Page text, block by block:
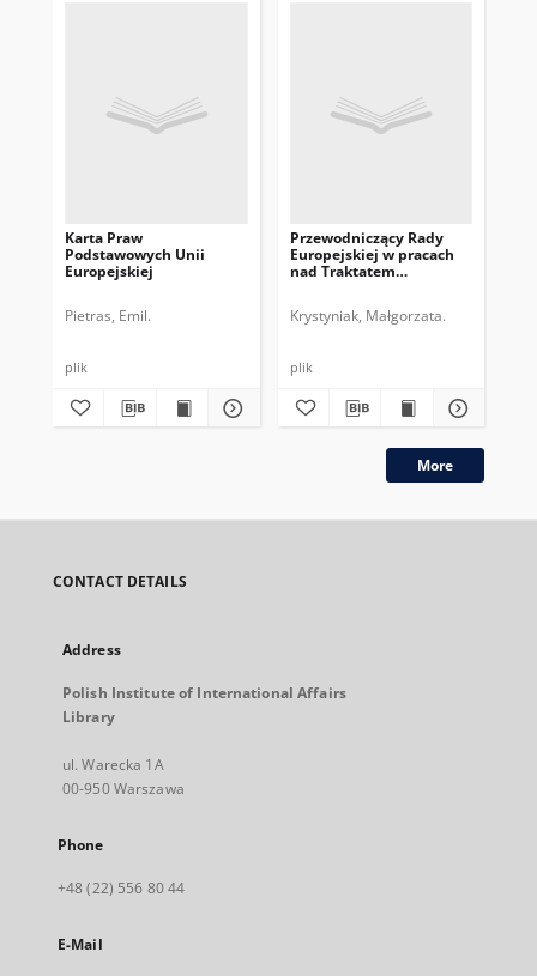
Karta Praw
Podstawowych Unii
Europejskiej
Pietras, Emil.
plik
Przewodniczący Rady
Europejskiej w pracach
nad Traktatem
Krystyniak, Małgorzata.
plik
More
CONTACT DETAILS
Address
Polish Institute of International Affairs
Library
ul. Warecka 1A
00-950 Warszawa
Phone
+48 (22) 556 80 44
E-Mail